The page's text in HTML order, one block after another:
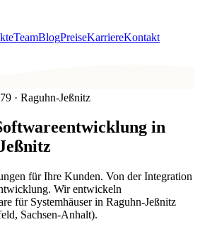
TeamBlogPreiseKarriereKontakt
· Raguhn-Jeßnitz
in
für Ihre Kunden. Von der Integration
Wir entwickeln
für Systemhäuser in Raguhn-Jeßnitz
Sachsen-Anhalt).